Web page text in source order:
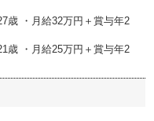
歳 ・月給32万円＋賞与年2
歳 ・月給25万円＋賞与年2